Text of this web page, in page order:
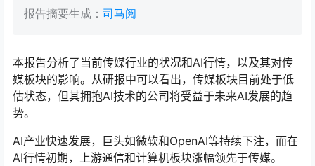
报告摘要生成： 司马阅
本报告分析了当前传媒行业的状况和AI行情，以及其对传
媒板块的影响。从研报中可以看出，传媒板块目前处于低
估状态，但其拥抱AI技术的公司将受益于未来AI发展的趋
势。
AI产业快速发展，巨头如微软和OpenAI等持续下注，而在
AI行情初期，上游通信和计算机板块涨幅领先于传媒。